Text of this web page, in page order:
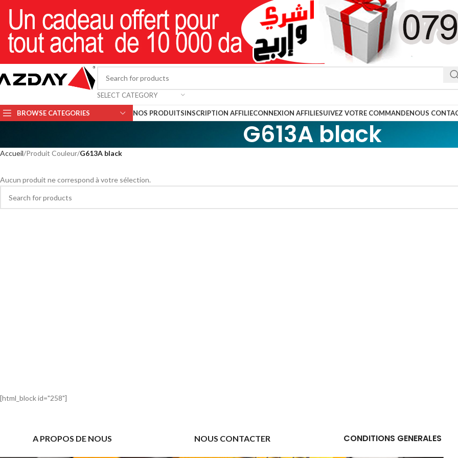
SELECT CATEGORY
BROWSE CATEGORIES NOS PRODUITSINSCRIPTION AFFILIECONNEXION AFFILIESUIVEZ VOTRE COMMANDENOUS
G613A black
Accueil Produit Couleur G613A black
Aucun produit ne correspond à votre sélection.
[html_block id="258"]
A PROPOS DE NOUS NOUS CONTACTER CONDITIONS GENERALES